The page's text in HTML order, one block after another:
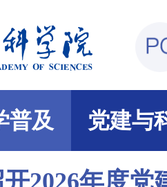
普及 党建与
2026年度党